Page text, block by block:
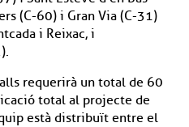
(C-60) i Gran Via (C-31)
i Reixac, i
requerirà un total de 60
total al projecte de
està distribuït entre el